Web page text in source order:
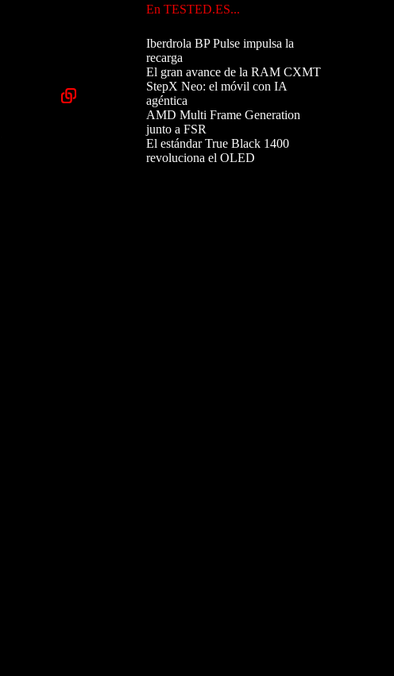
En TESTED.ES...
Iberdrola BP Pulse impulsa la
recarga
El gran avance de la RAM CXMT
StepX Neo: el móvil con IA
agéntica
AMD Multi Frame Generation
junto a FSR
El estándar True Black 1400
revoluciona el OLED